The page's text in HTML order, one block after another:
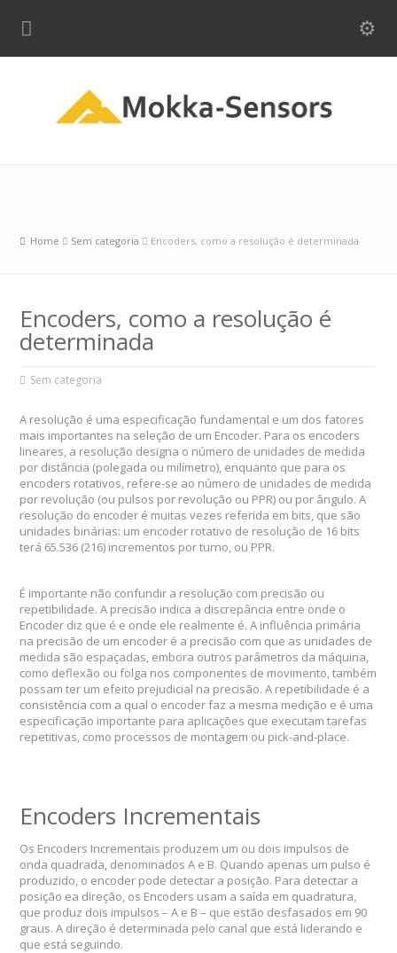
Home Sem categoria Encoders, como a resolução é determinada
Encoders, como a resolução é
determinada
Sem categoria
A resolução é uma especificação fundamental e um dos fatores
mais importantes na seleção de um Encoder. Para os encoders
lineares, a resolução designa o número de unidades de medida
por distância (polegada ou milímetro), enquanto que para os
encoders rotativos, refere-se ao número de unidades de medida
por revolução (ou pulsos por revolução ou PPR) ou por ângulo.A
resolução do encoder é muitas vezes referida em bits, que são
unidades binárias: um encoder rotativo de resolução de 16 bits
terá 65.536 (216) incrementos por turno, ou PPR.
É importante não confundir a resolução com precisão ou
repetibilidade.A precisão indica a discrepância entre onde o
Encoder diz que é e onde ele realmente é.A influência primária
na precisão de um encoder é a precisão com que as unidades de
medida são espaçadas, embora outros parâmetros da máquina,
como deflexão ou folga nos componentes de movimento, também
possam ter um efeito prejudicial na precisão.A repetibilidade é a
consistência com a qual o encoder faz a mesma medição e é uma
especificação importante para aplicações que executam tarefas
repetitivas, como processos de montagem ou pick-and-place.
Encoders Incrementais
Os Encoders Incrementais produzem um ou dois impulsos de
onda quadrada, denominados A e B. Quando apenas um pulso é
produzido, o encoder pode detectar a posição. Para detectar a
posição ea direção, os Encoders usam a saída em quadratura,
que produz dois impulsos – A e B – que estão desfasados ​​em 90
graus.A direção é determinada pelo canal que está liderando e
que está seguindo.